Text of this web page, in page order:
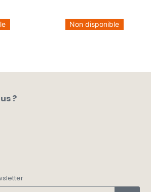
Non disponible
?